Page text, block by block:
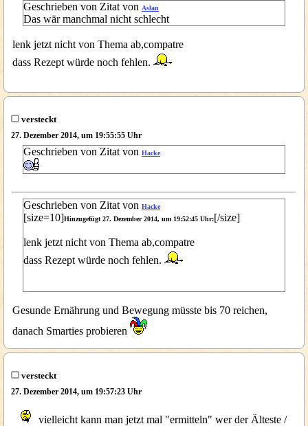
Geschrieben von Zitat von Aslan
Das wär manchmal nicht schlecht
lenk jetzt nicht von Thema ab,compatre
dass Rezept würde noch fehlen.
versteckt
27. Dezember 2014, um 19:55:55 Uhr
Geschrieben von Zitat von Hacke
Geschrieben von Zitat von Hacke
[size=10]Hinzugefügt 27. Dezember 2014, um 19:52:45 Uhr:[/size]
lenk jetzt nicht von Thema ab,compatre
dass Rezept würde noch fehlen.
Gesunde Ernährung und Bewegung müsste bis 70 reichen,
danach Smarties probieren
versteckt
27. Dezember 2014, um 19:57:23 Uhr
vielleicht kann man jetzt mal "ermitteln" wer der Älteste /